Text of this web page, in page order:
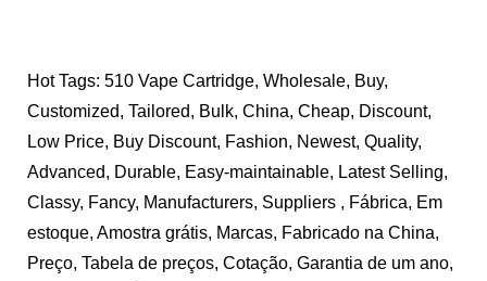
Hot Tags: 510 Vape Cartridge, Wholesale, Buy,
Customized, Tailored, Bulk, China, Cheap, Discount,
Low Price, Buy Discount, Fashion, Newest, Quality,
Advanced, Durable, Easy-maintainable, Latest Selling,
Classy, ​​Fancy, Manufacturers, Suppliers , Fábrica, Em
estoque, Amostra grátis, Marcas, Fabricado na China,
Preço, Tabela de preços, Cotação, Garantia de um ano,